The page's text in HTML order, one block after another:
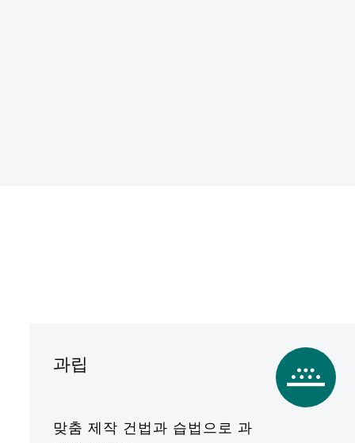
과립
맞춤 제작 건법과 습법으로 과